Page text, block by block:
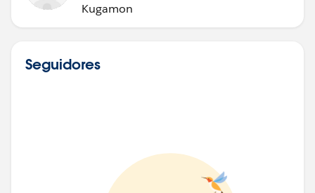
Kugamon
Seguidores